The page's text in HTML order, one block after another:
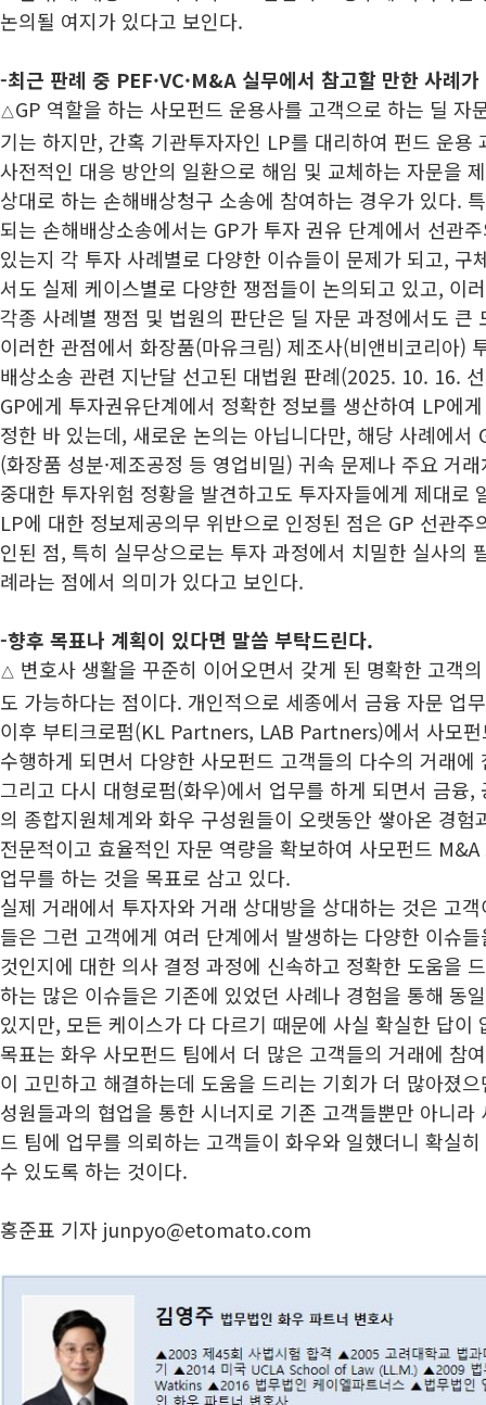
논의될 여지가 있다고 보인다.
-최근 판례 중 PEF·VC·M&A 실무에서 참고할 만한 사례
△GP 역할을 하는 사모펀드 운용사를 고객으로 하는 딜 자
기는 하지만, 간혹 기관투자자인 LP를 대리하여 펀드 운용
사전적인 대응 방안의 일환으로 해임 및 교체하는 자문을
상대로 하는 손해배상청구 소송에 참여하는 경우가 있다.
되는 손해배상소송에서는 GP가 투자 권유 단계에서 선관
있는지 각 투자 사례별로 다양한 이슈들이 문제가 되고, 구
서도 실제 케이스별로 다양한 쟁점들이 논의되고 있고, 이
각종 사례별 쟁점 및 법원의 판단은 딜 자문 과정에서도 큰
이러한 관점에서 화장품(마유크림) 제조사(비앤비코리아)
배상소송 관련 지난달 선고된 대법원 판례(2025. 10. 16.
GP에게 투자권유단계에서 정확한 정보를 생산하여 LP에
정한 바 있는데, 새로운 논의는 아닙니다만, 해당 사례에서
(화장품 성분·제조공정 등 영업비밀) 귀속 문제나 주요 거
중대한 투자위험 정황을 발견하고도 투자자들에게 제대로
LP에 대한 정보제공의무 위반으로 인정된 점은 GP 선관
인된 점, 특히 실무상으로는 투자 과정에서 치밀한 실사의
례라는 점에서 의미가 있다고 보인다.
-향후 목표나 계획이 있다면 말씀 부탁드린다.
△ 변호사 생활을 꾸준히 이어오면서 갖게 된 명확한 고객
도 가능하다는 점이다. 개인적으로 세종에서 금융 자문 업
이후 부티크로펌(KL Partners, LAB Partners)에서 사모
수행하게 되면서 다양한 사모펀드 고객들의 다수의 거래
그리고 다시 대형로펌(화우)에서 업무를 하게 되면서 금융
의 종합지원체계와 화우 구성원들이 오랫동안 쌓아온 경험
전문적이고 효율적인 자문 역량을 확보하여 사모펀드
업무를 하는 것을 목표로 삼고 있다.
실제 거래에서 투자자와 거래 상대방을 상대하는 것은 고
들은 그런 고객에게 여러 단계에서 발생하는 다양한 이슈
것인지에 대한 의사 결정 과정에 신속하고 정확한 도움을
하는 많은 이슈들은 기존에 있었던 사례나 경험을 통해 동
있지만, 모든 케이스가 다 다르기 때문에 사실 확실한 답이
목표는 화우 사모펀드 팀에서 더 많은 고객들의 거래에 참
이 고민하고 해결하는데 도움을 드리는 기회가 더 많아졌
성원들과의 협업을 통한 시너지로 기존 고객들뿐만 아니라
드 팀에 업무를 의뢰하는 고객들이 화우와 일했더니 확실
수 있도록 하는 것이다.
홍준표 기자 junpyo@etomato.com